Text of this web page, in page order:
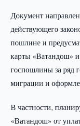
Документ
действующего
пошлине и
карты «Ватандош»
госпошлины за ряд
миграции и
В частности,
«Ватандош» от